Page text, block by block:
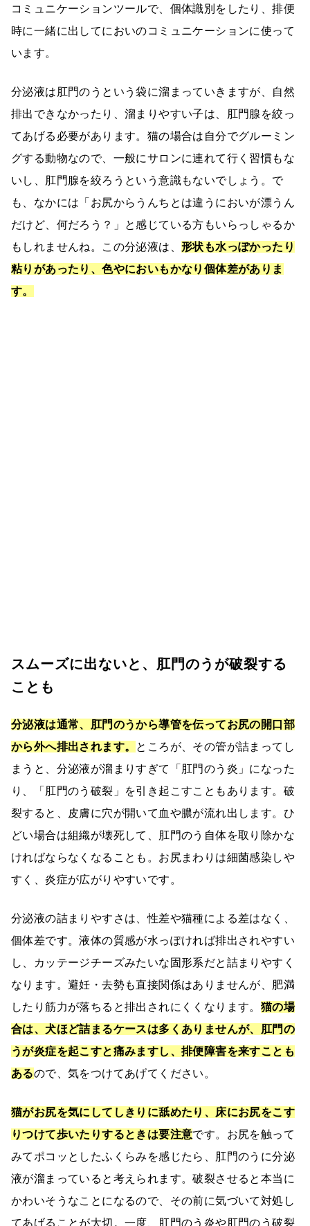
コミュニケーションツールで、個体識別をしたり、排便
時に一緒に出してにおいのコミュニケーションに使って
います。
分泌液は肛門のうという袋に溜まっていきますが、自然
排出できなかったり、溜まりやすい子は、肛門腺を絞っ
てあげる必要があります。猫の場合は自分でグルーミン
グする動物なので、一般にサロンに連れて行く習慣もな
いし、肛門腺を絞ろうという意識もないでしょう。で
も、なかには「お尻からうんちとは違うにおいが漂うん
だけど、何だろう？」と感じている方もいらっしゃるか
もしれませんね。この分泌液は、 形状も水っぽかったり
粘りがあったり、色やにおいもかなり個体差がありま
す。
スムーズに出ないと、肛門のうが破裂する
ことも
分泌液は通常、肛門のうから導管を伝ってお尻の開口部
から外へ排出されます。 ところが、その管が詰まってし
まうと、分泌液が溜まりすぎて「肛門のう炎」になった
り、「肛門のう破裂」を引き起こすこともあります。破
裂すると、皮膚に穴が開いて血や膿が流れ出します。ひ
どい場合は組織が壊死して、肛門のう自体を取り除かな
ければならなくなることも。お尻まわりは細菌感染しや
すく、炎症が広がりやすいです。
分泌液の詰まりやすさは、性差や猫種による差はなく、
個体差です。液体の質感が水っぽければ排出されやすい
し、カッテージチーズみたいな固形系だと詰まりやすく
なります。避妊・去勢も直接関係はありませんが、肥満
したり筋力が落ちると排出されにくくなります。 猫の場
合は、犬ほど詰まるケースは多くありませんが、肛門の
うが炎症を起こすと痛みますし、排便障害を来すことも
あるので、気をつけてあげてください。
猫がお尻を気にしてしきりに舐めたり、床にお尻をこす
りつけて歩いたりするときは要注意です。お尻を触って
みてポコッとしたふくらみを感じたら、肛門のうに分泌
液が溜まっていると考えられます。破裂させると本当に
かわいそうなことになるので、その前に気づいて対処し
てあげることが大切。一度、肛門のう炎や肛門のう破裂